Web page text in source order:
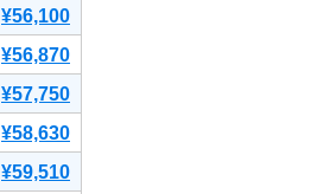
¥56,100
¥56,870
¥57,750
¥58,630
¥59,510